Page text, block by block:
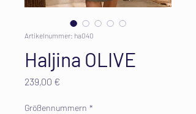
Artikelnummer: ha040
Haljina OLIVE
239,00 €
Größennummern *